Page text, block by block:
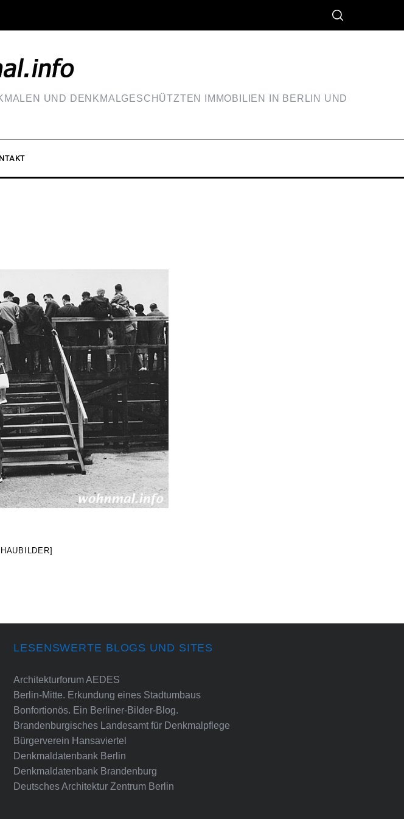
UND DENKMALGESCHÜTZTEN IMMOBILIEN IN BERLIN UND
LESENSWERTE BLOGS UND SITES
Architekturforum AEDES
Berlin-Mitte. Erkundung eines Stadtumbaus
Bonfortionös. Ein Berliner-Bilder-Blog.
Brandenburgisches Landesamt für Denkmalpflege
Bürgerverein Hansaviertel
Denkmaldatenbank Berlin
Denkmaldatenbank Brandenburg
Deutsches Architektur Zentrum Berlin